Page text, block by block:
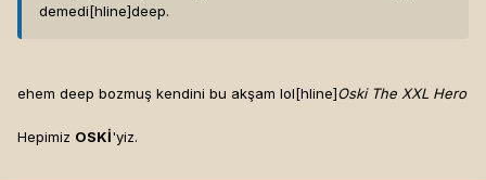
demedi[hline]deep.
ehem deep bozmuş kendini bu akşam lol[hline]Oski The XXL Hero
Hepimiz OSKİ'yiz.